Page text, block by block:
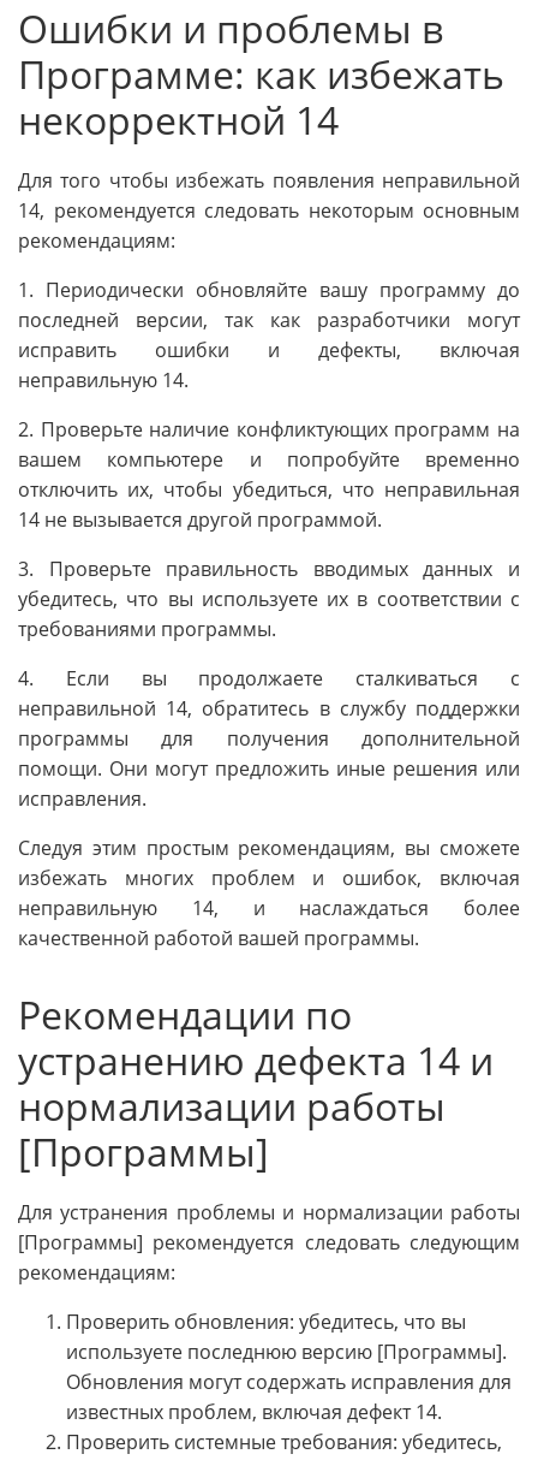
Ошибки и проблемы в
Программе: как избежать
некорректной 14
Для того чтобы избежать появления неправильной
14, рекомендуется следовать некоторым основным
рекомендациям:
1. Периодически обновляйте вашу программу до
последней версии, так как разработчики могут
исправить ошибки и дефекты, включая
неправильную 14.
2. Проверьте наличие конфликтующих программ на
вашем компьютере и попробуйте временно
отключить их, чтобы убедиться, что неправильная
14 не вызывается другой программой.
3. Проверьте правильность вводимых данных и
убедитесь, что вы используете их в соответствии с
требованиями программы.
4. Если вы продолжаете сталкиваться с
неправильной 14, обратитесь в службу поддержки
программы для получения дополнительной
помощи. Они могут предложить иные решения или
исправления.
Следуя этим простым рекомендациям, вы сможете
избежать многих проблем и ошибок, включая
неправильную 14, и наслаждаться более
качественной работой вашей программы.
Рекомендации по
устранению дефекта 14 и
нормализации работы
[Программы]
Для устранения проблемы и нормализации работы
[Программы] рекомендуется следовать следующим
рекомендациям:
Проверить обновления: убедитесь, что вы
используете последнюю версию [Программы].
Обновления могут содержать исправления для
известных проблем, включая дефект 14.
Проверить системные требования: убедитесь,